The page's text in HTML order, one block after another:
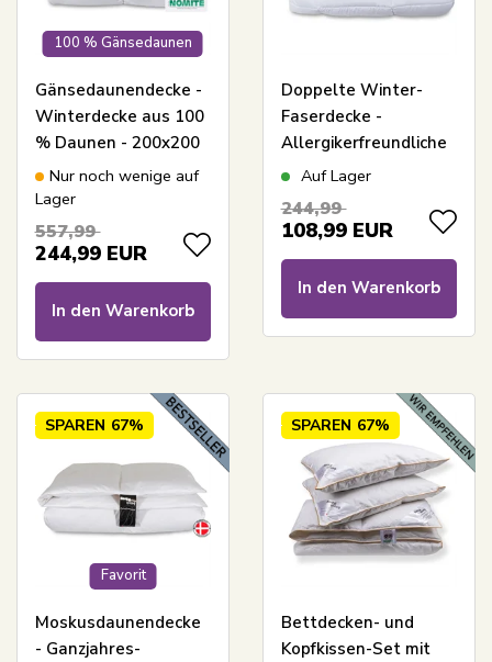
100 % Gänsedaunen
Gänsedaunendecke -
Winterdecke aus 100
% Daunen - 200x200
cm - Borg Living
Nur noch wenige auf
Lager
557,99
244,99 EUR
In den Warenkorb
Doppelte Winter-
Faserdecke -
Allergikerfreundliche
2-lagige
200x200 cm -
Auf Lager
244,99
108,99 EUR
In den Warenkorb
Favorit
SPAREN 67%
Moskusdaunendecke
- Ganzjahres-
SPAREN 67%
Bettdecken- und
Kopfkissen-Set mit